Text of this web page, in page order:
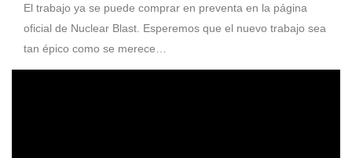
El trabajo ya se puede comprar en preventa en la página
oficial de Nuclear Blast. Esperemos que el nuevo trabajo sea
tan épico como se merece…